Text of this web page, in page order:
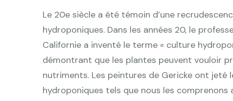
Le 20e siècle a été témoin d’une
hydroponiques. Dans les années 20, le
Californie a inventé le terme « culture
démontrant que les plantes peuvent vouloir
nutriments. Les peintures de Gericke ont jeté
hydroponiques tels que nous les comprenons